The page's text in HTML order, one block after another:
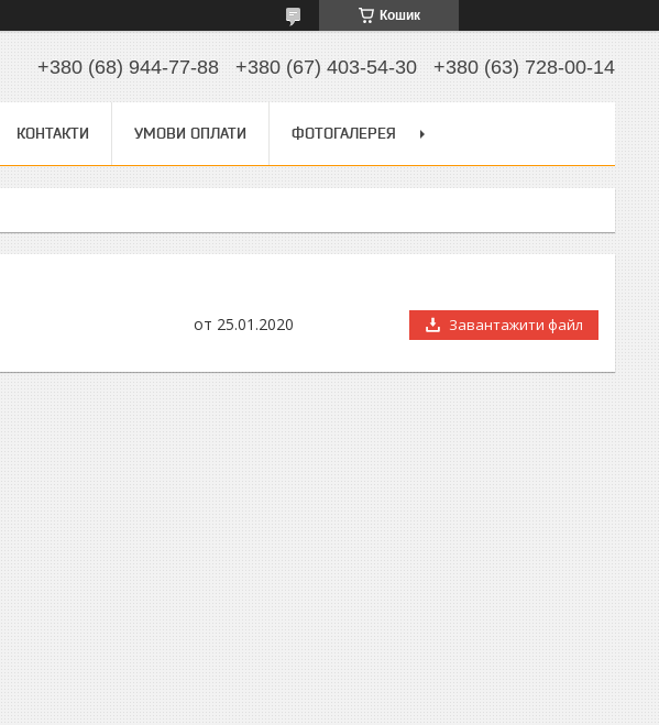
Кошик
+380 (68) 944-77-88 +380 (67) 403-54-30 +380 (63) 728-00-14
КОНТАКТИ УМОВИ ОПЛАТИ ФОТОГАЛЕРЕЯ
Завантажити файл
25.01.2020